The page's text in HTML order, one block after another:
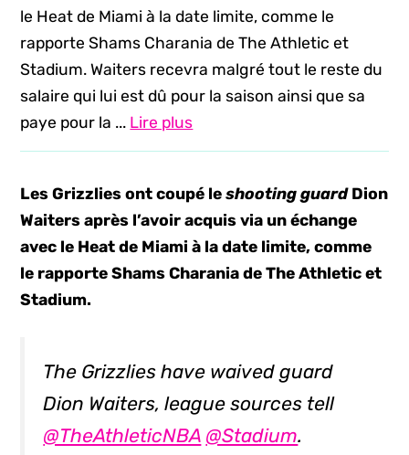
le Heat de Miami à la date limite, comme le
rapporte Shams Charania de The Athletic et
Stadium. Waiters recevra malgré tout le reste du
salaire qui lui est dû pour la saison ainsi que sa
paye pour la ... Lire plus
Les Grizzlies ont coupé leshooting guardDion
Waiters après l’avoir acquis via un échange
avec le Heat de Miami à la date limite, comme
le rapporte Shams Charania de The Athletic et
Stadium.
The Grizzlies have waived guard
Dion Waiters, league sources tell
@TheAthleticNBA @Stadium.